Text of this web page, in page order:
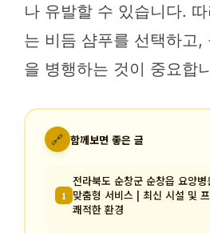
나 유발할 수 있습니다.
는 비듬 샴푸를 선택하고,
을 병행하는 것이 중요합
🔗 함께보면 좋은 글
1
전라북도 순창군 순창읍 요양
맞춤형 서비스 | 최신 시설 및
쾌적한 환경